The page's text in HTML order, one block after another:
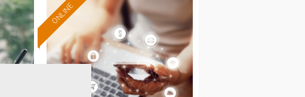
ONLINE
Formación 100%
subvencionada.
Para desempleados,
trabajadores y autónomos.